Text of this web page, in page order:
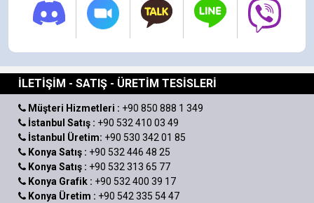
İLETİŞİM - SATIŞ - ÜRETİM TESİSLERİ
Müşteri Hizmetleri : +90 850 888 1 349
İstanbul Satış : +90 532 410 03 49
İstanbul Üretim: +90 530 342 01 85
Konya Satış : +90 532 446 48 25
Konya Satış : +90 532 313 65 77
Konya Grafik : +90 532 400 39 17
Konya Üretim : +90 542 335 54 47